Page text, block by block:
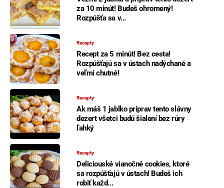
za 10 minút! Budeš ohromený!
Rozpúšťa sa v...
Recepty
Recept za 5 minút! Bez cesta!
Rozpúšťajú sa v ústach nadýchané a
veľmi chutné!
Recepty
Ak máš 1 jablko priprav tento slávny
dezert všetci budú šialení bez rúry
ľahký
Recepty
Deliciouské vianočné cookies, ktoré
sa rozpúšťajú v ústach! Budeš ich
robiť každ...